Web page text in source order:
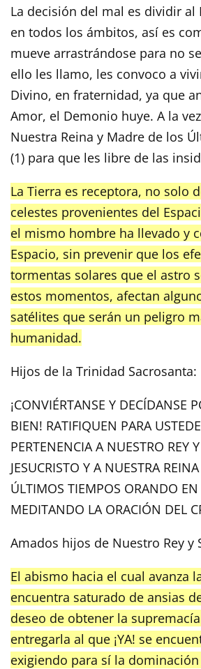
La decisión del mal es dividir al
en todos los ámbitos, así es
mueve arrastrándose para no
ello les llamo, les convoco a
Divino, en fraternidad, ya que
Amor, el Demonio huye. A la
Nuestra Reina y Madre de los
(1) para que les libre de las
La Tierra es receptora, no solo
celestes provenientes del
el mismo hombre ha llevado y
Espacio, sin prevenir que los
tormentas solares que el astro
estos momentos, afectan
satélites que serán un peligro
humanidad.
Hijos de la Trinidad Sacrosanta:
¡CONVIÉRTANSE Y DECÍDANSE
BIEN! RATIFIQUEN PARA
PERTENENCIA A NUESTRO REY
JESUCRISTO Y A NUESTRA
ÚLTIMOS TIEMPOS ORANDO EN
MEDITANDO LA ORACIÓN DEL
Amados hijos de Nuestro Rey y
El abismo hacia el cual avanza
encuentra saturado de ansias
deseo de obtener la
entregarla al que ¡YA! se
exigiendo para sí la